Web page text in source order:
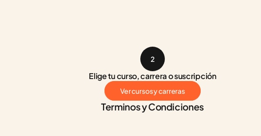
2
Elige tu curso, carrera o suscripción
Ver cursos y carreras
Terminos y Condiciones